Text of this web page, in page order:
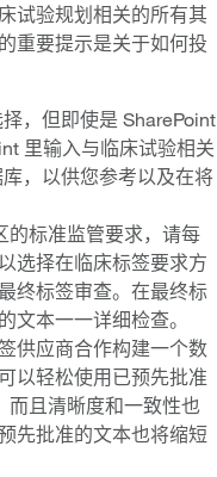
试验规划相关的所有其
重要提示是关于如何投
，但即使是 SharePoint
里输入与临床试验相关
，以供您参考以及在将
的标准监管要求，请每
选择在临床标签要求方
终标签审查。在最终标
本一一详细检查。
供应商合作构建一个数
以轻松使用已预先批准
而且清晰度和一致性也
先批准的文本也将缩短